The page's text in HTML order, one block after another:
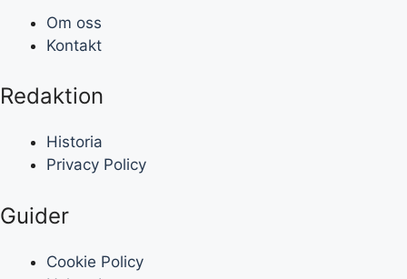
Om oss
Kontakt
Redaktion
Historia
Privacy Policy
Guider
Cookie Policy